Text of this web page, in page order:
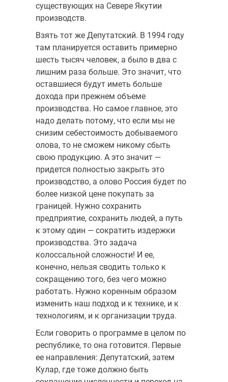
существующих на Севере Якутии
производств.
Взять тот же Депутатский. В 1994 году
там планируется оставить примерно
шесть тысяч человек, а было в два с
лишним раза больше. Это значит, что
оставшиеся будут иметь больше
дохода при прежнем объеме
производства. Но самое главное, это
надо делать потому, что если мы не
снизим себестоимость добываемого
олова, то не сможем никому сбыть
свою продукцию. А это значит —
придется полностью закрыть это
производство, а олово Россия будет по
более низкой цене покупать за
границей. Нужно сохранить
предприятие, сохранить людей, а путь
к этому один — сократить издержки
производства. Это задача
колоссальной сложности! И ее,
конечно, нельзя сводить только к
сокращению того, без чего можно
работать. Нужно коренным образом
изменить наш подход и к технике, и к
технологиям, и к организации труда.
Если говорить о программе в целом по
республике, то она готовится. Первые
ее направления: Депутатский, затем
Кулар, где тоже должно быть